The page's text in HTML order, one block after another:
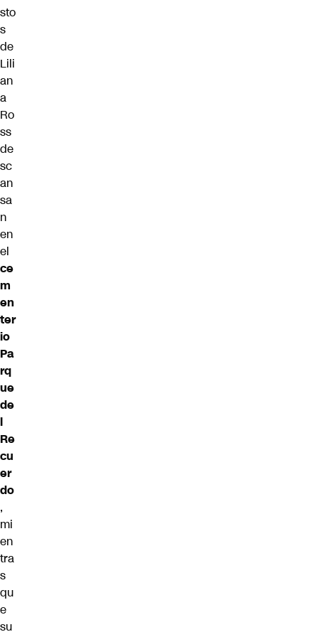
sto
s
de
Lili
an
a
Ro
ss
de
sc
an
sa
n
en
el
ce
m
en
ter
io
Pa
rq
ue
de
l
Re
cu
er
do
,
mi
en
tra
s
qu
e
su